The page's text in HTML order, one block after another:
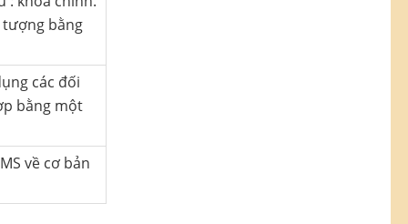
tượng bằng
các đối
bằng một
về cơ bản